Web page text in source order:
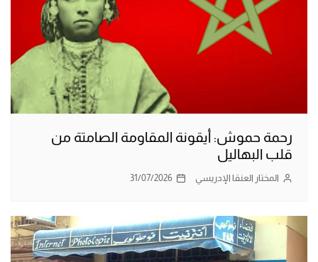
رحمة حموش: أيقونة المقاومة الصامتة من
قلب البهاليل
المختار العنقا الإدريسي 31/07/2026